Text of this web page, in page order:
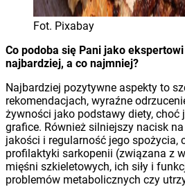
Fot. Pixabay
Co podoba się Pani jako
najbardziej, a co najmniej?
Najbardziej pozytywne aspekty to
rekomendacjach, wyraźne
żywności jako podstawy diety, choć
grafice. Również silniejszy nacisk
jakości i regularność jego spożycia,
profilaktyki sarkopenii (związana z
mięśni szkieletowych, ich siły i
problemów metabolicznych czy